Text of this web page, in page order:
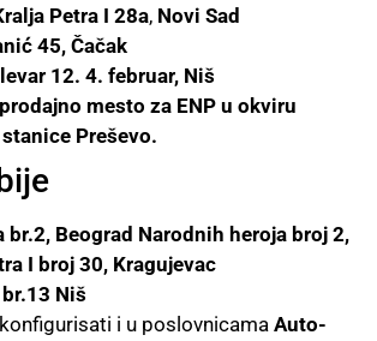
Petra I 28a, Novi Sad
45, Čačak
12. 4. februar, Niš
mesto za ENP u okviru
Preševo.
br.2, Beograd Narodnih heroja broj 2,
I broj 30, Kragujevac
Niš
i u poslovnicama Auto-